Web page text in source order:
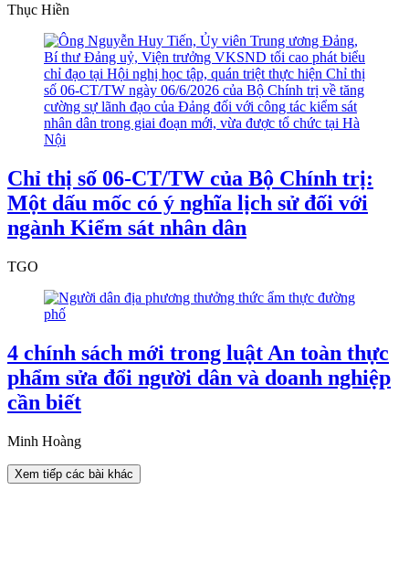
Thục Hiền
Chỉ thị số 06-CT/TW của Bộ Chính trị:
Một dấu mốc có ý nghĩa lịch sử đối với
ngành Kiểm sát nhân dân
TGO
4 chính sách mới trong luật An toàn thực
phẩm sửa đổi người dân và doanh nghiệp
cần biết
Minh Hoàng
Xem tiếp các bài khác